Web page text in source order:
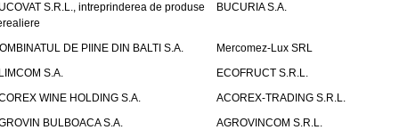
S.R.L., intreprinderea de produse
BUCURIA S.A.
DE PIINE DIN BALTI S.A.
Mercomez-Lux SRL
S.A.
ECOFRUCT S.R.L.
WINE HOLDING S.A.
ACOREX-TRADING S.R.L.
BULBOACA S.A.
AGROVINCOM S.R.L.